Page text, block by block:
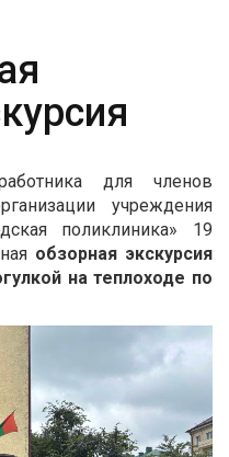
для членов
учреждения
поликлиника» 19
обзорная экскурсия
на теплоходе по